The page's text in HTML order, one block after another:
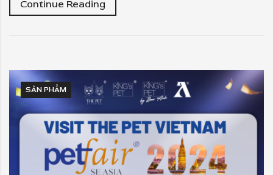
Continue Reading
SẢN PHẨM